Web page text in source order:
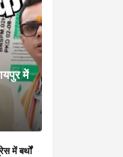
में
में बर्थों